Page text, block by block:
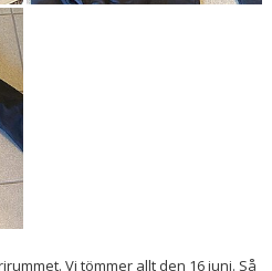
Vi tömmer allt den 16 juni. Så